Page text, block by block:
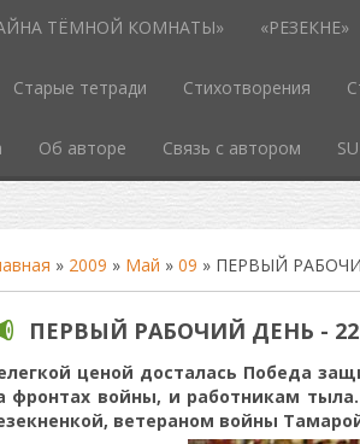
ТЁМНОЙ КОМНАТЫ» «РЕЗЕКНЕ»
Старые тетради Стихотворения
Об авторе Связь с автором
» 2009 » Май » 09 » ПЕРВЫЙ
ПЕРВЫЙ РАБОЧИЙ ДЕНЬ -
ценой досталась Победа
фронтах войны, и работникам
ветераном войны